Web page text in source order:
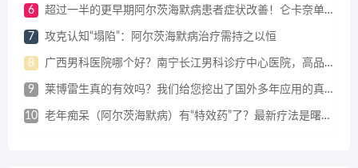
6 超过一半的更早期阿尔茨海默病患者症状改善！仑卡奈单抗四年随访数据披露！
7 攻克认知“塌陷”：阿尔茨海默病治疗需持之以恒
8 广西男科医院哪个好？南宁长江男科诊疗中心医院，高品质医疗服务
9 莱博雷生真的有效吗？我们给您挖出了国外多年应用的真实数据
10 老年痴呆（阿尔茨海默病）有“特效药”了？最新疗法是曙光还是“神话”？医生为您解读！